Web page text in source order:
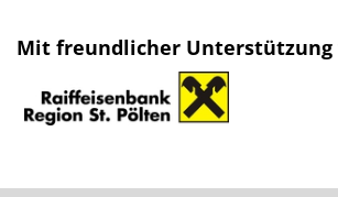
Mit freundlicher Unterstützung